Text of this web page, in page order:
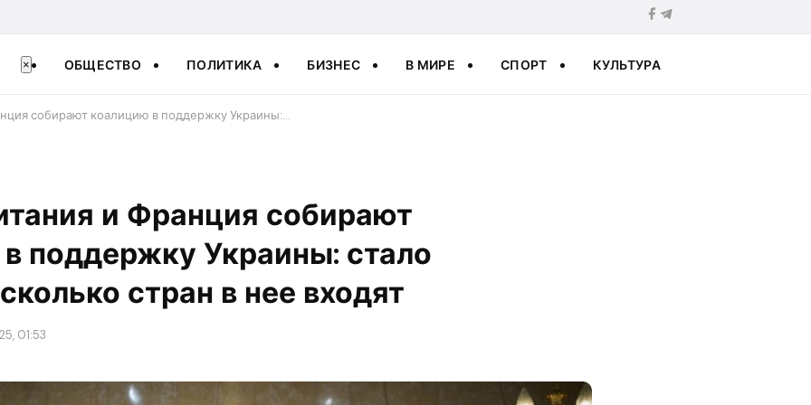
× ОБЩЕСТВО ПОЛИТИКА БИЗНЕС В МИРЕ СПОРТ КУЛЬТУРА
собирают коалицию в поддержку Украины:…
и Франция собирают
поддержку Украины: стало
стран в нее входят
01:53